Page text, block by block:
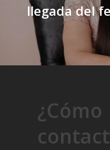
llegada del
¿Cómo